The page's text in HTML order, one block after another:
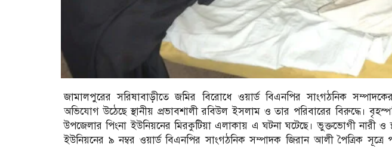
জামালপুরের সরিষাবাড়ীতে জমির বিরোধে ওয়ার্ড বিএনপির সাংগঠনিক
অভিযোগ উঠেছে স্থানীয় প্রভাবশালী রবিউল ইসলাম ও তার পরিবারের বিরুদ্ধে।
উপজেলার পিংনা ইউনিয়নের মিরকুটিয়া এলাকায় এ ঘটনা ঘটেছে। ভুক্তভোগী নারী ও
ইউনিয়নের ৯ নম্বর ওয়ার্ড বিএনপির সাংগঠনিক সম্পাদক জিরান আলী পৈত্রিক